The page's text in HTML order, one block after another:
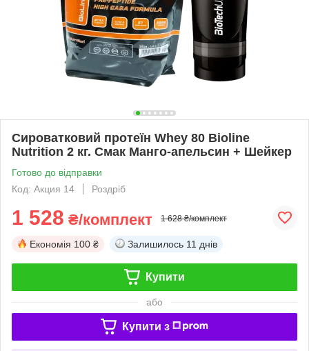
Сироватковий протеїн Whey 80 Bioline
Nutrition 2 кг. Смак Манго-апельсин + Шейкер
Готово до відправки
Код: Акция 14
Роздріб
1 528 ₴/комплект 1 628 ₴/комплект
Економія 100 ₴ Залишилось 11 днів
Купити
або
Купити з